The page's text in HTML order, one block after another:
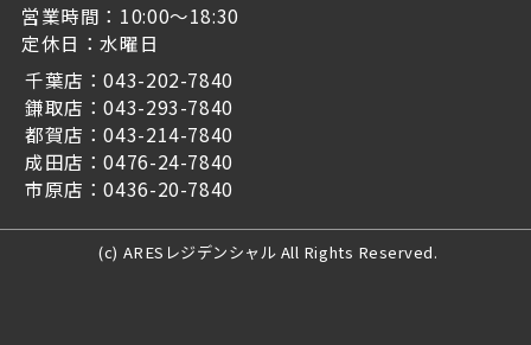
営業時間：10:00～18:30
定休日：水曜日
千葉店：043-202-7840
鎌取店：043-293-7840
都賀店：043-214-7840
成田店：0476-24-7840
市原店：0436-20-7840
(c) ARESレジデンシャル All Rights Reserved.